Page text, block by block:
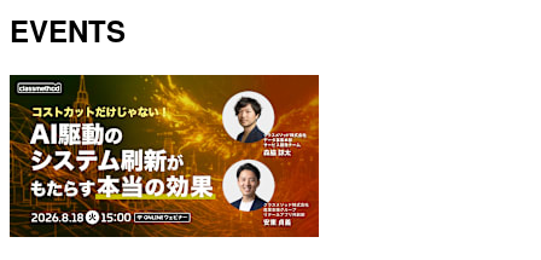
EVENTS